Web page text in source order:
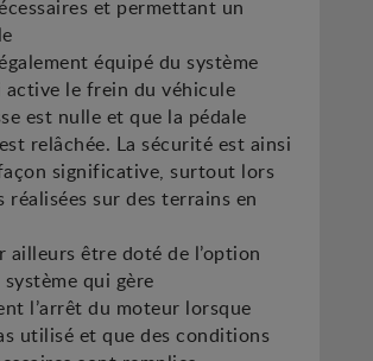
et permettant un
équipé du système
le frein du véhicule
est nulle et que la pédale
relâchée. La sécurité est ainsi
significative, surtout lors
réalisées sur des terrains en
ailleurs être doté de l’option
qui gère
l’arrêt du moteur lorsque
utilisé et que des conditions